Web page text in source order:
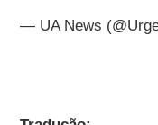
— UA News